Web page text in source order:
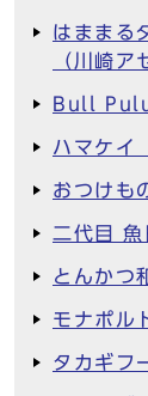
はままる
（川崎ア
Bull Pulu
ハマケイ
おつけも
二代目 魚
とんかつ
モナポル
タカギフ